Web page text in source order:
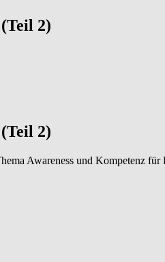
2)
2)
Awareness und Kompetenz